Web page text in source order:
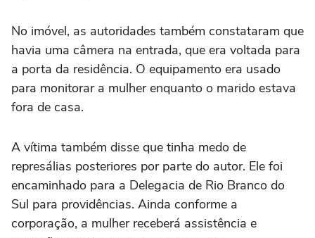
No imóvel, as autoridades também constataram que
havia uma câmera na entrada, que era voltada para
a porta da residência. O equipamento era usado
para monitorar a mulher enquanto o marido estava
fora de casa.
A vítima também disse que tinha medo de
represálias posteriores por parte do autor. Ele foi
encaminhado para a Delegacia de Rio Branco do
Sul para providências. Ainda conforme a
corporação, a mulher receberá assistência e